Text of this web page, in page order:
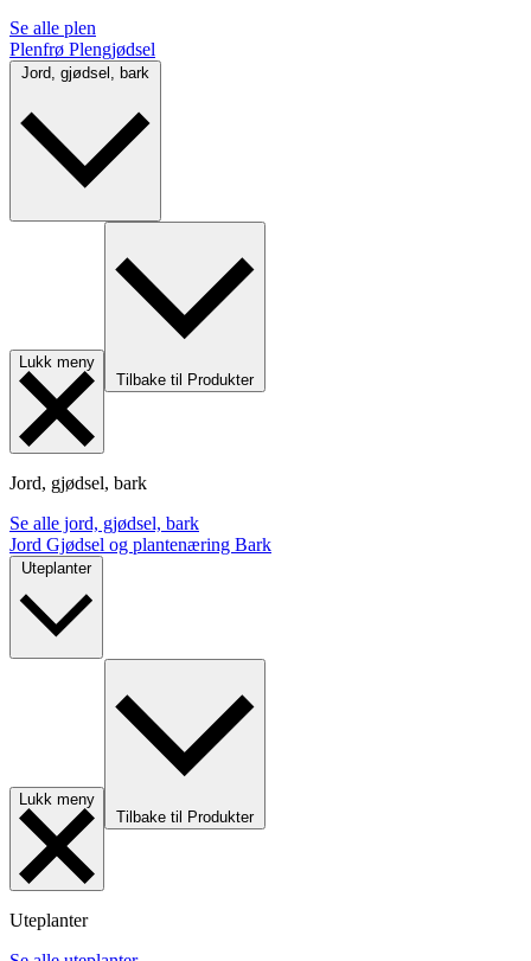
Se alle plen
Plenfrø Plengjødsel
Lukk meny
Tilbake til Produkter
Jord, gjødsel, bark
Se alle jord, gjødsel, bark
Jord Gjødsel og plantenæring Bark
Uteplanter
Lukk meny
Tilbake til Produkter
Uteplanter